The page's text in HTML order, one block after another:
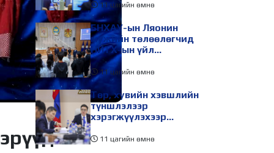
11 цагийн өмнө
БНХАУ-ын Ляонин
мужийн төлөөлөгчид
НИТХ-ын үйл
ажиллагаатай
танилцлаа
11 цагийн өмнө
Төр, хувийн хэвшлийн
түншлэлээр
хэрэгжүүлэхээр
төслийг танилцуулав
11 цагийн өмнө